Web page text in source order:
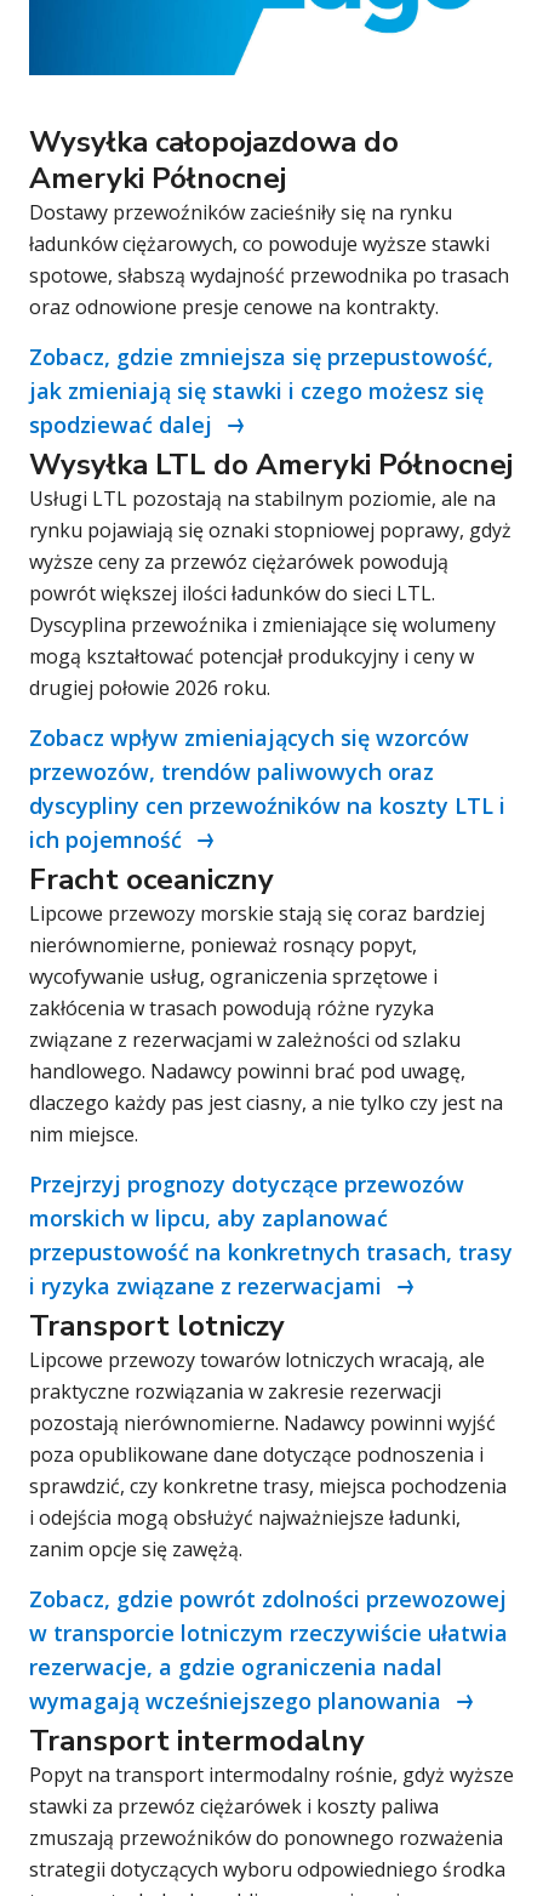
Wysyłka całopojazdowa do
Ameryki Północnej
Dostawy przewoźników zacieśniły się na rynku
ładunków ciężarowych, co powoduje wyższe stawki
spotowe, słabszą wydajność przewodnika po trasach
oraz odnowione presje cenowe na kontrakty.
Zobacz, gdzie zmniejsza się przepustowość,
jak zmieniają się stawki i czego możesz się
spodziewać dalej
Wysyłka LTL do Ameryki Północnej
Usługi LTL pozostają na stabilnym poziomie, ale na
rynku pojawiają się oznaki stopniowej poprawy, gdyż
wyższe ceny za przewóz ciężarówek powodują
powrót większej ilości ładunków do sieci LTL.
Dyscyplina przewoźnika i zmieniające się wolumeny
mogą kształtować potencjał produkcyjny i ceny w
drugiej połowie 2026 roku.
Zobacz wpływ zmieniających się wzorców
przewozów, trendów paliwowych oraz
dyscypliny cen przewoźników na koszty LTL i
ich pojemność
Fracht oceaniczny
Lipcowe przewozy morskie stają się coraz bardziej
nierównomierne, ponieważ rosnący popyt,
wycofywanie usług, ograniczenia sprzętowe i
zakłócenia w trasach powodują różne ryzyka
związane z rezerwacjami w zależności od szlaku
handlowego. Nadawcy powinni brać pod uwagę,
dlaczego każdy pas jest ciasny, a nie tylko czy jest na
nim miejsce.
Przejrzyj prognozy dotyczące przewozów
morskich w lipcu, aby zaplanować
przepustowość na konkretnych trasach, trasy
i ryzyka związane z rezerwacjami
Transport lotniczy
Lipcowe przewozy towarów lotniczych wracają, ale
praktyczne rozwiązania w zakresie rezerwacji
pozostają nierównomierne. Nadawcy powinni wyjść
poza opublikowane dane dotyczące podnoszenia i
sprawdzić, czy konkretne trasy, miejsca pochodzenia
i odejścia mogą obsłużyć najważniejsze ładunki,
zanim opcje się zawężą.
Zobacz, gdzie powrót zdolności przewozowej
w transporcie lotniczym rzeczywiście ułatwia
rezerwacje, a gdzie ograniczenia nadal
wymagają wcześniejszego planowania
Transport intermodalny
Popyt na transport intermodalny rośnie, gdyż wyższe
stawki za przewóz ciężarówek i koszty paliwa
zmuszają przewoźników do ponownego rozważenia
strategii dotyczących wyboru odpowiedniego środka